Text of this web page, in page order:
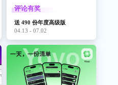
评论有奖
送 490 份年度高级版
04.13 - 07.02